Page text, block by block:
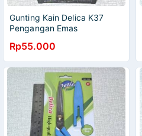
Gunting Kain Delica K37
Pengangan Emas
Rp55.000